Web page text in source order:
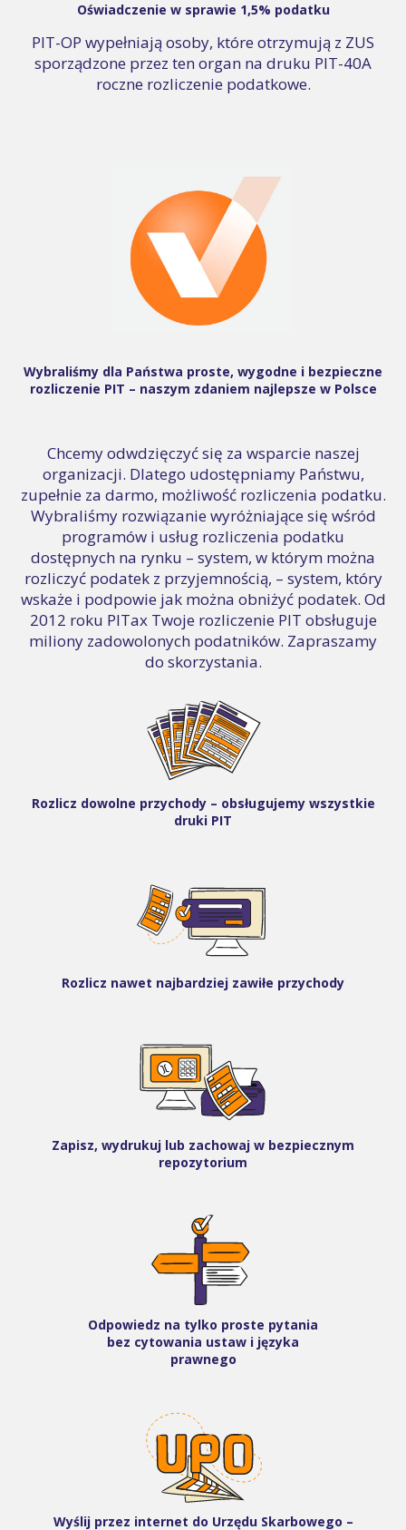
Oświadczenie w sprawie 1,5% podatku
PIT-OP wypełniają osoby, które otrzymują z ZUS
sporządzone przez ten organ na druku PIT-40A
roczne rozliczenie podatkowe.
Wybraliśmy dla Państwa proste, wygodne i bezpieczne
rozliczenie PIT – naszym zdaniem najlepsze w Polsce
Chcemy odwdzięczyć się za wsparcie naszej
organizacji. Dlatego udostępniamy Państwu,
zupełnie za darmo, możliwość rozliczenia podatku.
Wybraliśmy rozwiązanie wyróżniające się wśród
programów i usług rozliczenia podatku
dostępnych na rynku – system, w którym można
rozliczyć podatek z przyjemnością, – system, który
wskaże i podpowie jak można obniżyć podatek. Od
2012 roku PITax Twoje rozliczenie PIT obsługuje
miliony zadowolonych podatników. Zapraszamy
do skorzystania.
Rozlicz dowolne przychody – obsługujemy wszystkie
druki PIT
Rozlicz nawet najbardziej zawiłe przychody
Zapisz, wydrukuj lub zachowaj w bezpiecznym
repozytorium
Odpowiedz na tylko proste pytania
bez cytowania ustaw i języka
prawnego
Wyślij przez internet do Urzędu Skarbowego –